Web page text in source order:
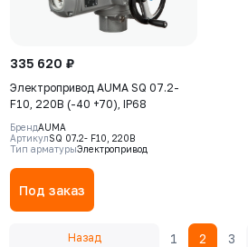
335 620 ₽
Электропривод AUMA SQ 07.2-
F10, 220В (-40 +70), IP68
БрендAUMA
АртикулSQ 07.2- F10, 220В
Тип арматурыЭлектропривод
Под заказ
Назад 1 2 3